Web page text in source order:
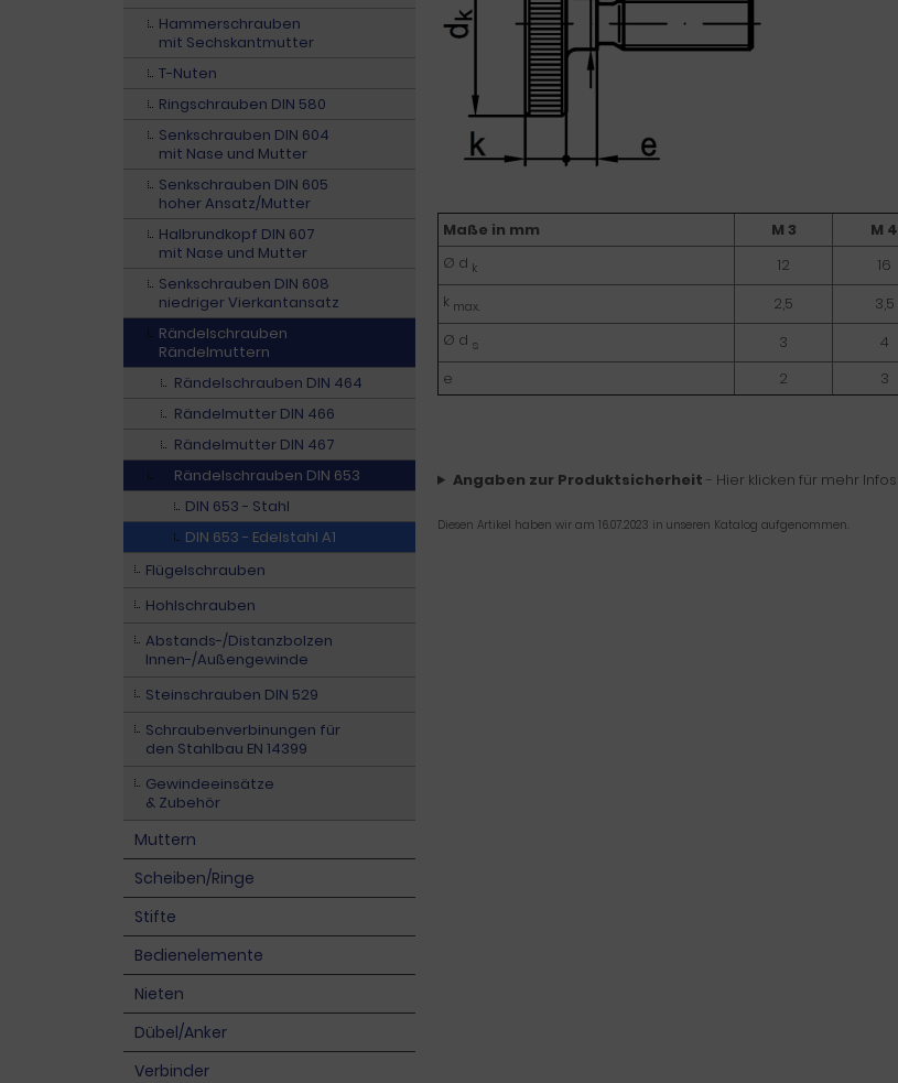
Maße in mm M 3 M 4
Ø d k 12 16
k max. 2,5 3,5
Ø d s 3 4
e
2 3
Angaben zur Produktsicherheit - Hier klicken für mehr Infos
Diesen Artikel haben wir am 16.07.2023 in unseren Katalog aufgenommen.
Hammerschrauben
mit Sechskantmutter
T-Nuten
Ringschrauben DIN 580
Senkschrauben DIN 604
mit Nase und Mutter
Senkschrauben DIN 605
hoher Ansatz/Mutter
Halbrundkopf DIN 607
mit Nase und Mutter
Senkschrauben DIN 608
niedriger Vierkantansatz
Rändelschrauben
Rändelmuttern
Rändelschrauben DIN 464
Rändelmutter DIN 466
Rändelmutter DIN 467
Rändelschrauben DIN 653
DIN 653 - Stahl
DIN 653 - Edelstahl A1
Flügelschrauben
Hohlschrauben
Abstands-/Distanzbolzen
Innen-/Außengewinde
Steinschrauben DIN 529
Schraubenverbinungen für
den Stahlbau EN 14399
Gewindeeinsätze
& Zubehör
Muttern
Scheiben/Ringe
Stifte
Bedienelemente
Nieten
Dübel/Anker
Verbinder